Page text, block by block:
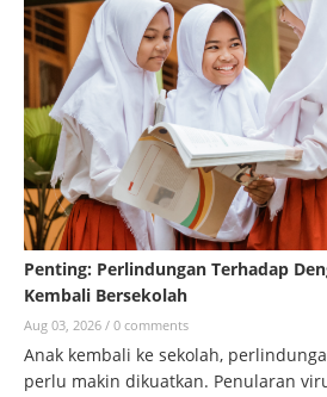
Penting: Perlindungan Terhadap
Kembali Bersekolah
Aug 03, 2026 / 0 comments
Anak kembali ke sekolah,
perlu makin dikuatkan. Penularan